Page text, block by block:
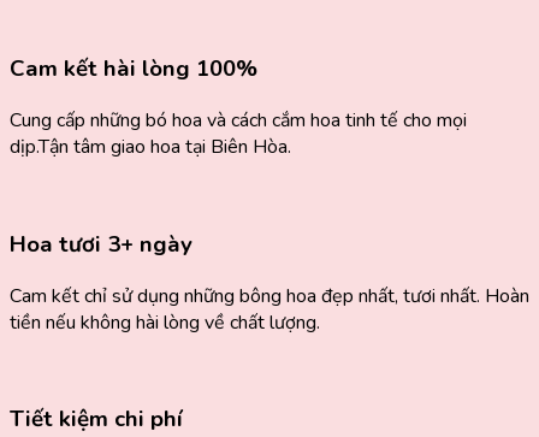
Cam kết hài lòng 100%
Cung cấp những bó hoa và cách cắm hoa tinh tế cho mọi
dịp.Tận tâm giao hoa tại Biên Hòa.
Hoa tươi 3+ ngày
Cam kết chỉ sử dụng những bông hoa đẹp nhất, tươi nhất. Hoàn
tiền nếu không hài lòng về chất lượng.
Tiết kiệm chi phí